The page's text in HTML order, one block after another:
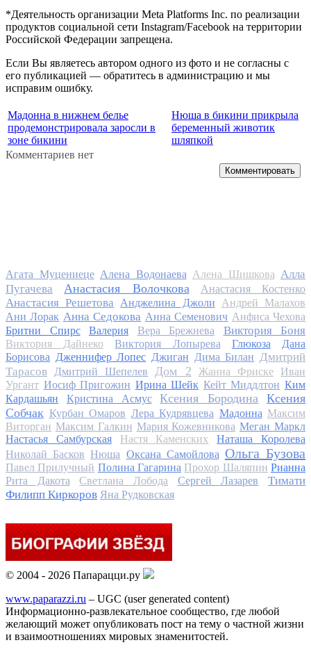
*Деятельность организации Meta Platforms Inc. по реализации
продуктов социальной сети Instagram/Facebook на территории
Российской Федерации запрещена.
Если Вы являетесь автором одного из фото и не согласны с
его публикацией — обратитесь в администрацию и мы
исправим ошибку.
Мадонна в нижнем белье
продемонстрировала заросли в
зоне бикини
Нюша в бикини прикрыла
беременный животик
шляпкой
Комментариев нет
Комментировать
Агата Муцениеце Алена Водонаева Алена Шишкова Алла
Пугачева
Анастасия Волочкова Анастасия Костенко
Анастасия Решетова Анджелина Джоли
Андрей Малахов
Ани Лорак Анна Седокова Анна Семенович Анфиса Чехова
Бритни Спирс
Валерия Вера Брежнева Виктория Боня
Виктория Дайнеко Виктория Лопырева Глюкоза
Дана
Борисова Дженнифер Лопес Джиган Дима Билан Дмитрий
Тарасов
Дмитрий Шепелев Дом 2 Жанна Фриске
Иван
Ургант Иосиф Пригожин Ирина Шейк Кейт Миддлтон Ким
Кардашьян
Кристина Асмус Ксения Бородина
Ксения
Собчак Курбан Омаров Лера Кудрявцева Мадонна Максим
Виторган Максим Галкин Мария Кожевникова Меган Маркл
Настасья Самбурская
Настя Каменских
Наташа Королева
Николай Басков Нюша Оксана Самойлова Ольга Бузова
Павел Прилучный Полина Гагарина Прохор Шаляпин Рианна
Рита Дакота
Светлана Лобода Сергей Лазарев
Тимати
Филипп Киркоров Яна Рудковская
© 2004 - 2026 Папарацци.ру
www.paparazzi.ru – UGC (user generated content)
Информационно-развлекательное сообщество, где любой
желающий может опубликовать пост на тему о частной жизни
и взаимоотношениях мировых знаменитостей.